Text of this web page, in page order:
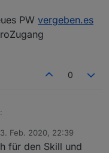
state SHSW-
Value:
for 192.168.2.21
13 22:06:16.650 info
write your login only in
PW vergeben.es
0
cloud.0 deaktiviert
bekommen per Mail:
Feb. 2020, 22:39
von
für den Skill und